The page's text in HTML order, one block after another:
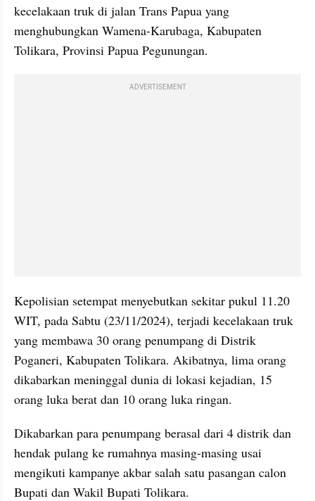
kecelakaan truk di jalan Trans Papua yang
menghubungkan Wamena-Karubaga, Kabupaten
Tolikara, Provinsi Papua Pegunungan.
ADVERTISEMENT
Kepolisian setempat menyebutkan sekitar pukul 11.20
WIT, pada Sabtu (23/11/2024), terjadi kecelakaan truk
yang membawa 30 orang penumpang di Distrik
Poganeri, Kabupaten Tolikara. Akibatnya, lima orang
dikabarkan meninggal dunia di lokasi kejadian, 15
orang luka berat dan 10 orang luka ringan.
Dikabarkan para penumpang berasal dari 4 distrik dan
hendak pulang ke rumahnya masing-masing usai
mengikuti kampanye akbar salah satu pasangan calon
Bupati dan Wakil Bupati Tolikara.